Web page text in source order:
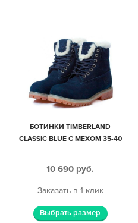
БОТИНКИ TIMBERLAND
CLASSIC BLUE С МЕХОМ 35-40
10 690 руб.
Заказать в 1 клик
Выбрать размер